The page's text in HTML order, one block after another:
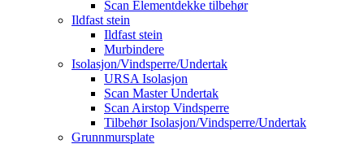
Scan Elementdekke tilbehør
Ildfast stein
Ildfast stein
Murbindere
Isolasjon/Vindsperre/Undertak
URSA Isolasjon
Scan Master Undertak
Scan Airstop Vindsperre
Tilbehør Isolasjon/Vindsperre/Undertak
Grunnmursplate